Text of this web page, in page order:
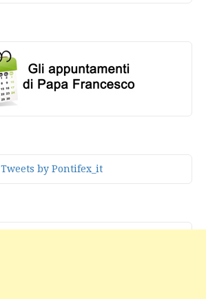
Tweets by Pontifex_it